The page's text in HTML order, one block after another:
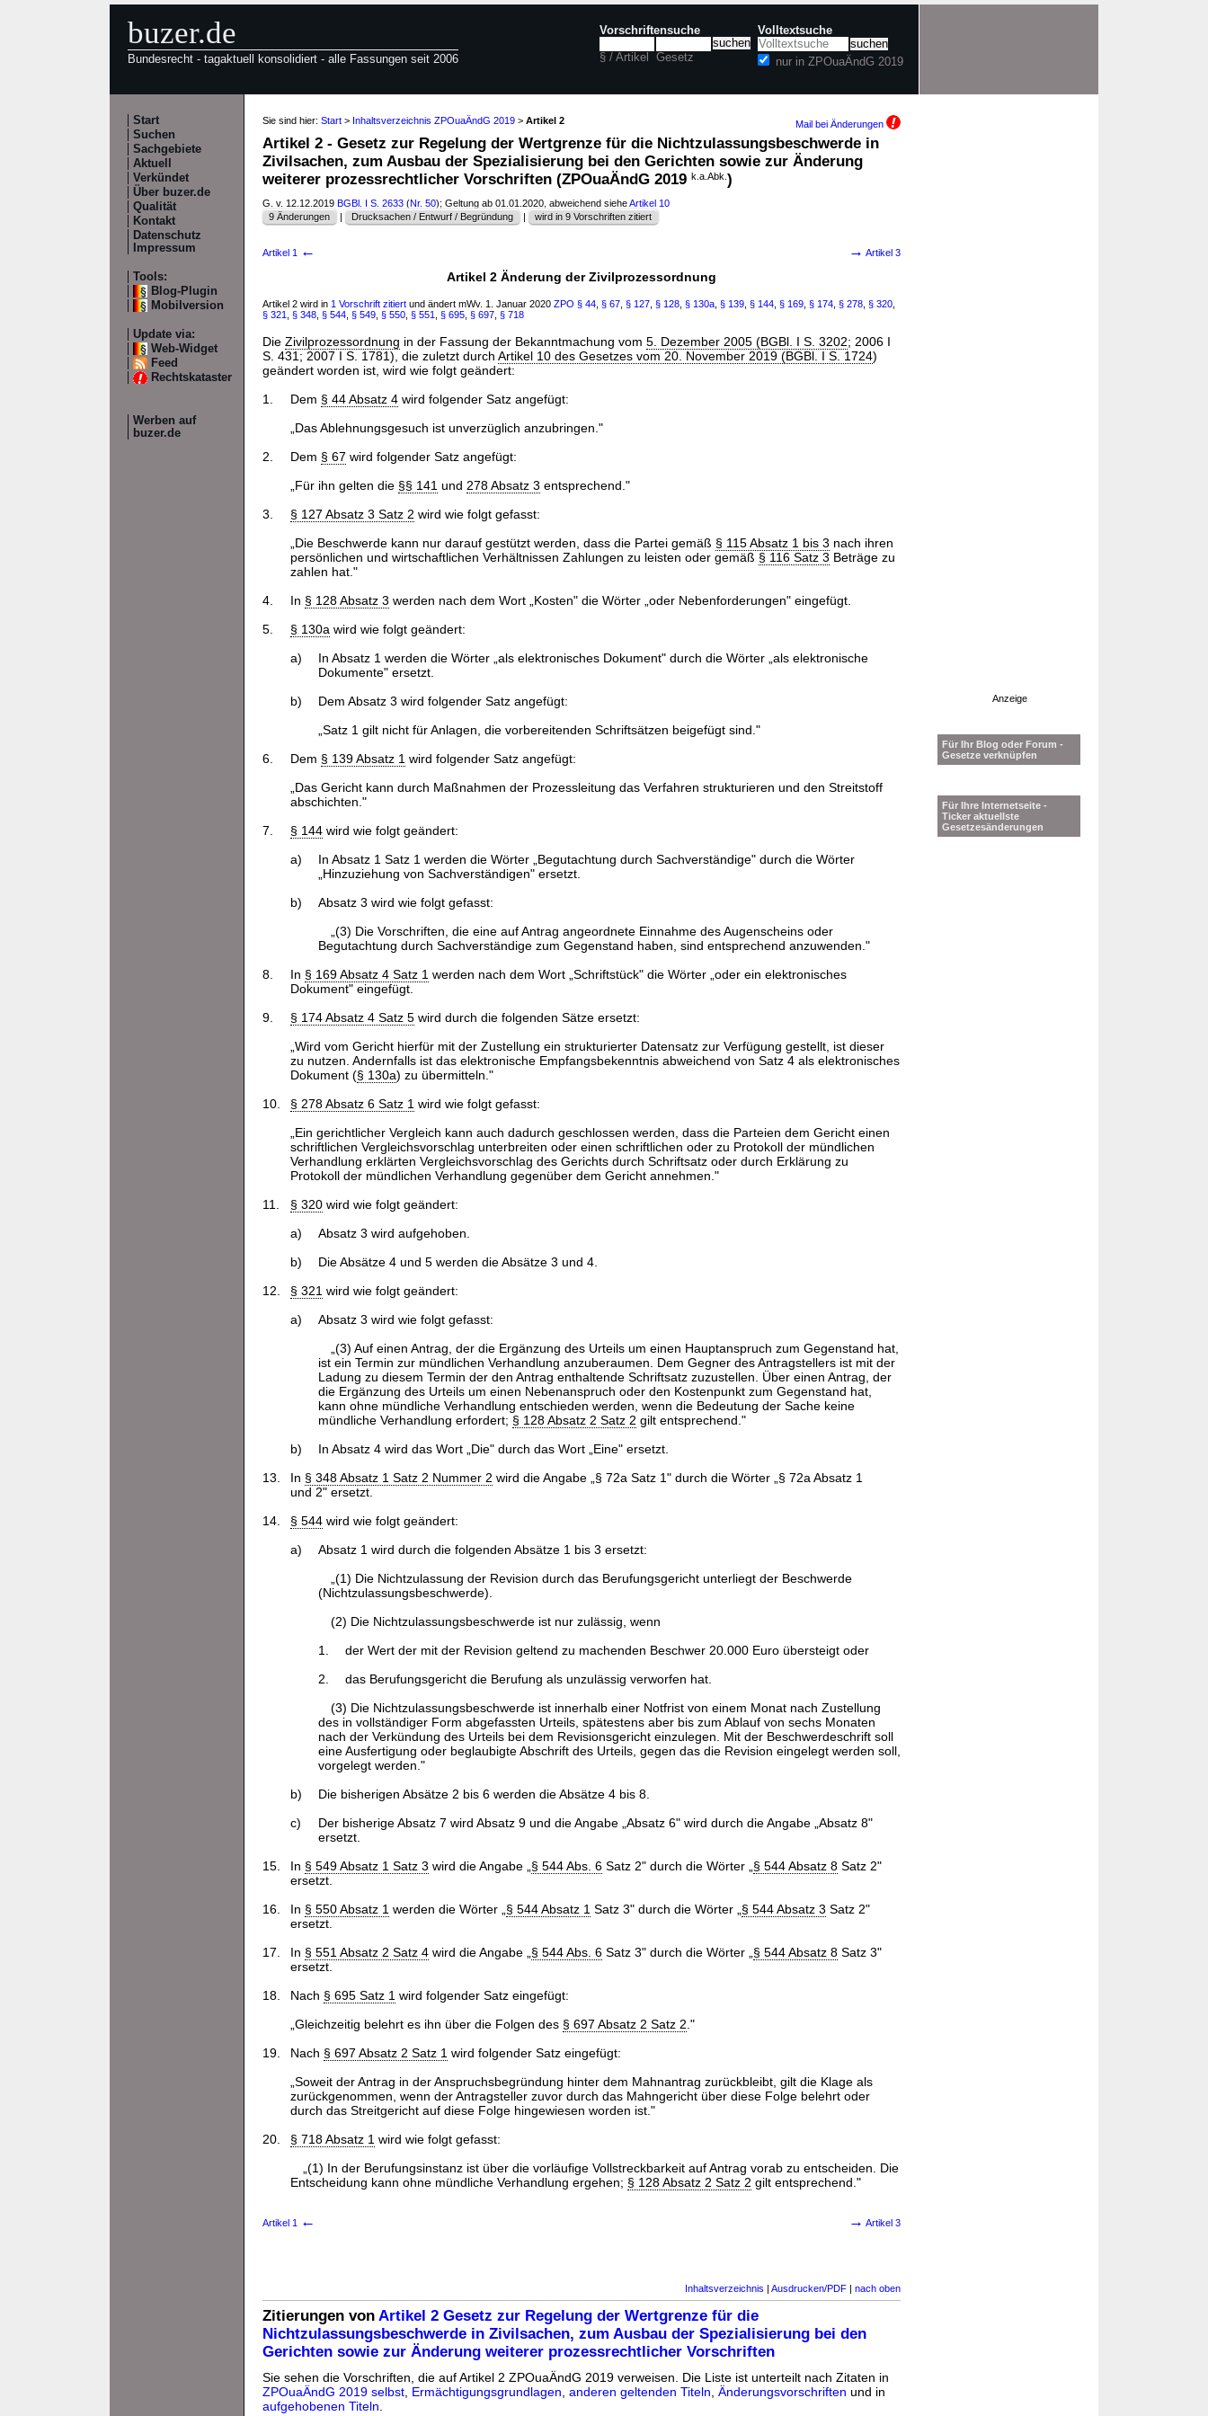
buzer.de
Bundesrecht - tagaktuell konsolidiert - alle Fassungen seit 2006
Vorschriftensuche
§ / Artikel Gesetz
Volltextsuche
nur in ZPOuaÄndG 2019
Start
Suchen
Sachgebiete
Aktuell
Verkündet
Über buzer.de
Qualität
Kontakt
Datenschutz
Impressum
Tools:
Blog-Plugin
Mobilversion
Update via:
Web-Widget
Feed
Rechtskataster
Werben auf
buzer.de
Sie sind hier: Start > Inhaltsverzeichnis ZPOuaÄndG 2019 > Artikel 2 Mail bei Änderungen
Artikel 2 - Gesetz zur Regelung der Wertgrenze für die Nichtzulassungsbeschwerde in
Zivilsachen, zum Ausbau der Spezialisierung bei den Gerichten sowie zur Änderung
weiterer prozessrechtlicher Vorschriften (ZPOuaÄndG 2019 k.a.Abk. )
G. v. 12.12.2019 BGBl. I S. 2633 (Nr. 50); Geltung ab 01.01.2020, abweichend sieheArtikel 10
9 Änderungen
| Drucksachen / Entwurf / Begründung | wird in 9 Vorschriften zitiert
Artikel 1 ← → Artikel 3
Artikel 2 Änderung der Zivilprozessordnung
Artikel 2 wird in 1 Vorschrift zitiert und ändert mWv. 1. Januar 2020 ZPO § 44 § 67 § 127 § 128 § 130a § 139 § 144 § 169 § 174 § 278 § 320
§ 321
§ 348 § 544 § 549 § 550 § 551 § 695 § 697 § 718
Die Zivilprozessordnung in der Fassung der Bekanntmachung vom 5. Dezember 2005 (BGBl. I S. 3202; 2006 I
S. 431; 2007 I S. 1781), die zuletzt durch Artikel 10 des Gesetzes vom 20. November 2019 (BGBl. I S. 1724)
geändert worden ist, wird wie folgt geändert:
1.
Dem § 44 Absatz 4wird folgender Satz angefügt:
„Das Ablehnungsgesuch ist unverzüglich anzubringen."
2.
Dem § 67 wird folgender Satz angefügt:
„Für ihn gelten die §§ 141 und 278 Absatz 3 entsprechend."
3.
§ 127 Absatz 3 Satz 2 wird wie folgt gefasst:
„Die Beschwerde kann nur darauf gestützt werden, dass die Partei gemäß § 115 Absatz 1 bis 3 nach ihren
persönlichen und wirtschaftlichen Verhältnissen Zahlungen zu leisten oder gemäß § 116 Satz 3 Beträge zu
zahlen hat."
4.
In § 128 Absatz 3 werden nach dem Wort „Kosten" die Wörter „oder Nebenforderungen" eingefügt.
5.
§ 130a wird wie folgt geändert:
a)
In Absatz 1 werden die Wörter „als elektronisches Dokument" durch die Wörter „als elektronische
Dokumente" ersetzt.
b)
Dem Absatz 3 wird folgender Satz angefügt:
„Satz 1 gilt nicht für Anlagen, die vorbereitenden Schriftsätzen beigefügt sind."
6.
Dem § 139 Absatz 1 wird folgender Satz angefügt:
„Das Gericht kann durch Maßnahmen der Prozessleitung das Verfahren strukturieren und den Streitstoff
abschichten."
7.
§ 144wird wie folgt geändert:
a)
In Absatz 1 Satz 1 werden die Wörter „Begutachtung durch Sachverständige" durch die Wörter
„Hinzuziehung von Sachverständigen" ersetzt.
b)
Absatz 3 wird wie folgt gefasst:
„(3) Die Vorschriften, die eine auf Antrag angeordnete Einnahme des Augenscheins oder
Begutachtung durch Sachverständige zum Gegenstand haben, sind entsprechend anzuwenden."
8.
In § 169 Absatz 4 Satz 1 werden nach dem Wort „Schriftstück" die Wörter „oder ein elektronisches
Dokument" eingefügt.
9.
§ 174 Absatz 4 Satz 5wird durch die folgenden Sätze ersetzt:
„Wird vom Gericht hierfür mit der Zustellung ein strukturierter Datensatz zur Verfügung gestellt, ist dieser
zu nutzen. Andernfalls ist das elektronische Empfangsbekenntnis abweichend von Satz 4 als elektronisches
Dokument (§ 130a) zu übermitteln."
10.
§ 278 Absatz 6 Satz 1 wird wie folgt gefasst:
„Ein gerichtlicher Vergleich kann auch dadurch geschlossen werden, dass die Parteien dem Gericht einen
schriftlichen Vergleichsvorschlag unterbreiten oder einen schriftlichen oder zu Protokoll der mündlichen
Verhandlung erklärten Vergleichsvorschlag des Gerichts durch Schriftsatz oder durch Erklärung zu
Protokoll der mündlichen Verhandlung gegenüber dem Gericht annehmen."
11.
§ 320wird wie folgt geändert:
a)
Absatz 3 wird aufgehoben.
b)
Die Absätze 4 und 5 werden die Absätze 3 und 4.
12.
§ 321 wird wie folgt geändert:
a)
Absatz 3 wird wie folgt gefasst:
„(3) Auf einen Antrag, der die Ergänzung des Urteils um einen Hauptanspruch zum Gegenstand hat,
ist ein Termin zur mündlichen Verhandlung anzuberaumen. Dem Gegner des Antragstellers ist mit der
Ladung zu diesem Termin der den Antrag enthaltende Schriftsatz zuzustellen. Über einen Antrag, der
die Ergänzung des Urteils um einen Nebenanspruch oder den Kostenpunkt zum Gegenstand hat,
kann ohne mündliche Verhandlung entschieden werden, wenn die Bedeutung der Sache keine
mündliche Verhandlung erfordert; § 128 Absatz 2 Satz 2 gilt entsprechend."
b)
In Absatz 4 wird das Wort „Die" durch das Wort „Eine" ersetzt.
13.
In § 348 Absatz 1 Satz 2 Nummer 2 wird die Angabe „§ 72a Satz 1" durch die Wörter „§ 72a Absatz 1
und 2" ersetzt.
14.
§ 544wird wie folgt geändert:
a)
Absatz 1 wird durch die folgenden Absätze 1 bis 3 ersetzt:
„(1) Die Nichtzulassung der Revision durch das Berufungsgericht unterliegt der Beschwerde
(Nichtzulassungsbeschwerde).
(2) Die Nichtzulassungsbeschwerde ist nur zulässig, wenn
1.
der Wert der mit der Revision geltend zu machenden Beschwer 20.000 Euro übersteigt oder
2.
das Berufungsgericht die Berufung als unzulässig verworfen hat.
(3) Die Nichtzulassungsbeschwerde ist innerhalb einer Notfrist von einem Monat nach Zustellung
des in vollständiger Form abgefassten Urteils, spätestens aber bis zum Ablauf von sechs Monaten
nach der Verkündung des Urteils bei dem Revisionsgericht einzulegen. Mit der Beschwerdeschrift soll
eine Ausfertigung oder beglaubigte Abschrift des Urteils, gegen das die Revision eingelegt werden soll,
vorgelegt werden."
b)
Die bisherigen Absätze 2 bis 6 werden die Absätze 4 bis 8.
c)
Der bisherige Absatz 7 wird Absatz 9 und die Angabe „Absatz 6" wird durch die Angabe „Absatz 8"
ersetzt.
15.
In § 549 Absatz 1 Satz 3 wird die Angabe „ § 544 Abs. 6Satz 2" durch die Wörter „ § 544 Absatz 8Satz 2"
ersetzt.
16.
In § 550 Absatz 1 werden die Wörter „ § 544 Absatz 1 Satz 3" durch die Wörter „ § 544 Absatz 3 Satz 2"
ersetzt.
17.
In § 551 Absatz 2 Satz 4wird die Angabe „ § 544 Abs. 6Satz 3" durch die Wörter „ § 544 Absatz 8Satz 3"
ersetzt.
18.
Nach § 695 Satz 1 wird folgender Satz eingefügt:
„Gleichzeitig belehrt es ihn über die Folgen des § 697 Absatz 2 Satz 2 ."
19.
Nach § 697 Absatz 2 Satz 1 wird folgender Satz eingefügt:
„Soweit der Antrag in der Anspruchsbegründung hinter dem Mahnantrag zurückbleibt, gilt die Klage als
zurückgenommen, wenn der Antragsteller zuvor durch das Mahngericht über diese Folge belehrt oder
durch das Streitgericht auf diese Folge hingewiesen worden ist."
20.
§ 718 Absatz 1 wird wie folgt gefasst:
„(1) In der Berufungsinstanz ist über die vorläufige Vollstreckbarkeit auf Antrag vorab zu entscheiden. Die
Entscheidung kann ohne mündliche Verhandlung ergehen; § 128 Absatz 2 Satz 2 gilt entsprechend."
Artikel 1 ← → Artikel 3
Inhaltsverzeichnis | Ausdrucken/PDF | nach oben
Zitierungen von Artikel 2 Gesetz zur Regelung der Wertgrenze für die
Nichtzulassungsbeschwerde in Zivilsachen, zum Ausbau der Spezialisierung bei den
Gerichten sowie zur Änderung weiterer prozessrechtlicher Vorschriften
Sie sehen die Vorschriften, die auf Artikel 2 ZPOuaÄndG 2019 verweisen. Die Liste ist unterteilt nach Zitaten in
ZPOuaÄndG 2019 selbst Ermächtigungsgrundlagen anderen geltenden Titeln Änderungsvorschriften und in
aufgehobenen Titeln
Anzeige
Für Ihr Blog oder Forum -
Gesetze verknüpfen
Für Ihre Internetseite -
Ticker aktuellste
Gesetzesänderungen